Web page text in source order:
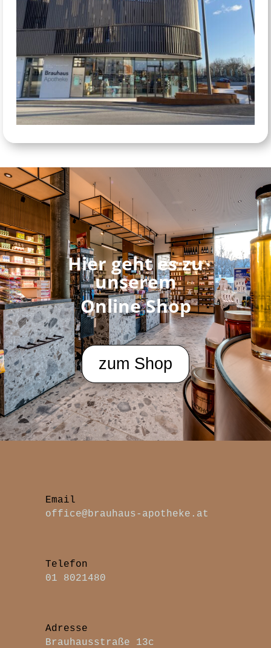
Hier geht es zu
unserem
Online Shop
zum Shop
office@brauhaus-apotheke.at
Telefon
01 8021480
Adresse
Brauhausstraße 13c